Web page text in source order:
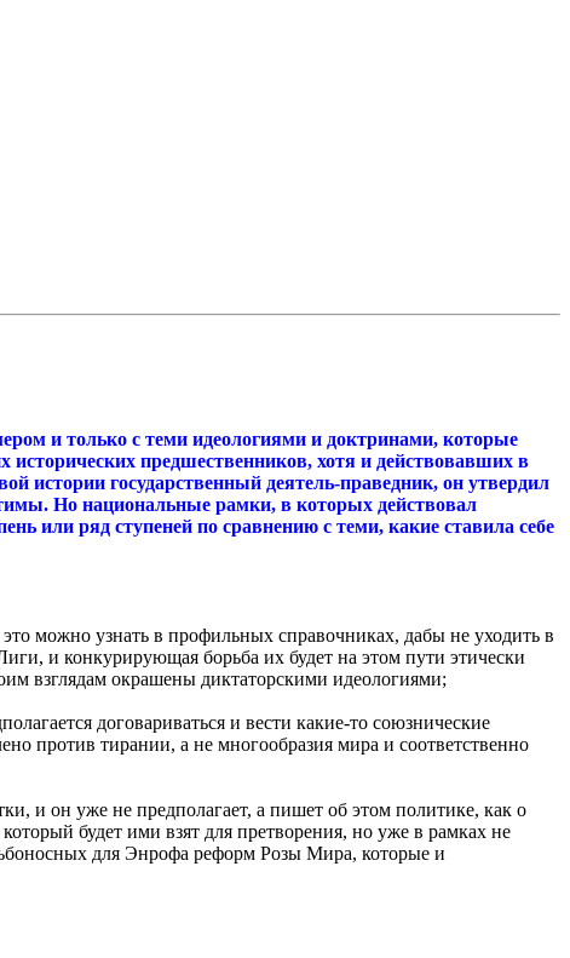
и только с теми идеологиями и доктринами, которые
предшественников, хотя и действовавших в
государственный деятель-праведник, он утвердил
Но национальные рамки, в которых действовал
или ряд ступеней по сравнению с теми, какие ставила себе
можно узнать в профильных справочниках, дабы не уходить в
и конкурирующая борьба их будет на этом пути этически
взглядам окрашены диктаторскими идеологиями;
договариваться и вести какие-то союзнические
против тирании, а не многообразия мира и соответственно
и он уже не предполагает, а пишет об этом политике, как о
будет ими взят для претворения, но уже в рамках не
для Энрофа реформ Розы Мира, которые и